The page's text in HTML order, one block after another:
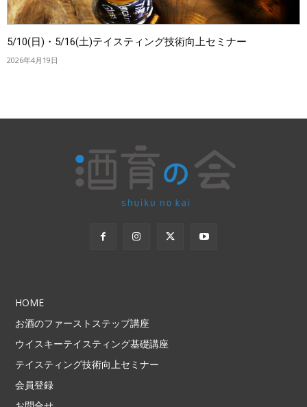
5/10(日)・5/16(土)テイスティング技術向上セミナー
2026年4月19日
HOME
お酒のファーストステップ講座
ウイスキーテイスティング基礎講座
テイスティング技術向上セミナー
会員登録